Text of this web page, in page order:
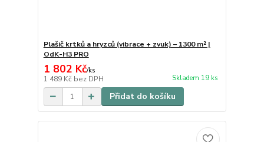
Plašič krtků a hryzců (vibrace + zvuk) – 1300 m² |
OdK-H3 PRO
1 802 Kč/ks
1 489 Kč bez DPH Skladem 19 ks
Přidat do košíku